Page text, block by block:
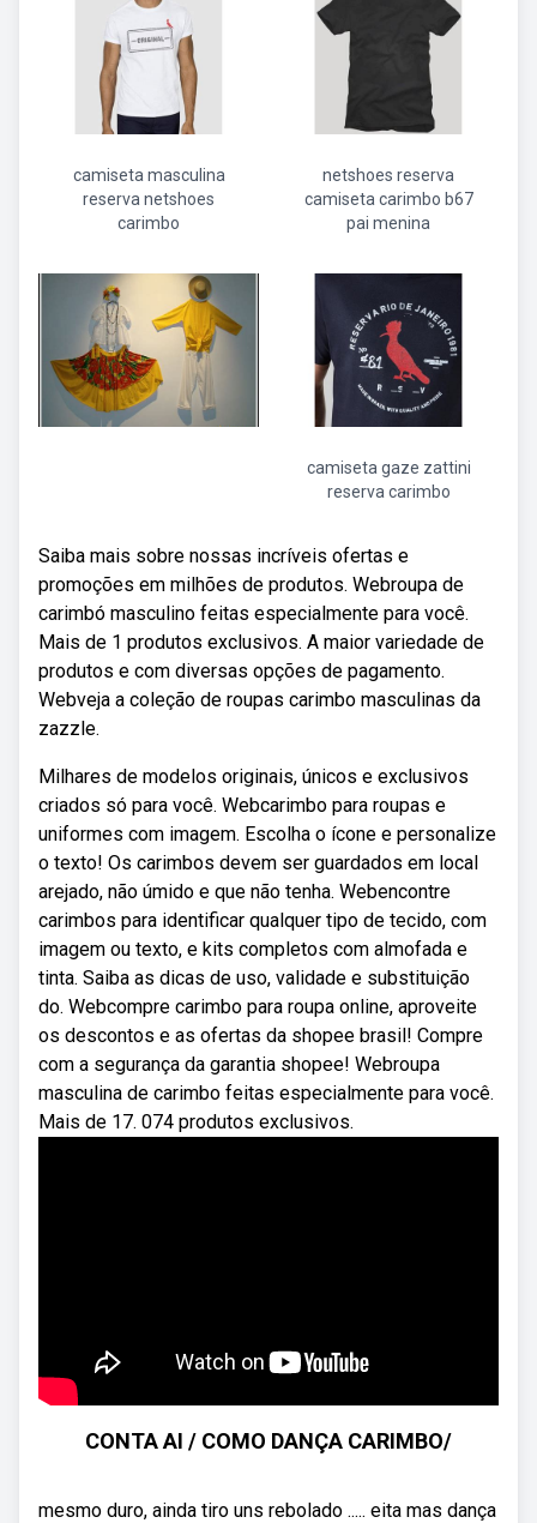
camiseta masculina
reserva netshoes
carimbo
netshoes reserva
camiseta carimbo b67
pai menina
camiseta gaze zattini
reserva carimbo
Saiba mais sobre nossas incríveis ofertas e
promoções em milhões de produtos. Webroupa de
carimbó masculino feitas especialmente para você.
Mais de 1 produtos exclusivos. A maior variedade de
produtos e com diversas opções de pagamento.
Webveja a coleção de roupas carimbo masculinas da
zazzle.
Milhares de modelos originais, únicos e exclusivos
criados só para você. Webcarimbo para roupas e
uniformes com imagem. Escolha o ícone e personalize
o texto! Os carimbos devem ser guardados em local
arejado, não úmido e que não tenha. Webencontre
carimbos para identificar qualquer tipo de tecido, com
imagem ou texto, e kits completos com almofada e
tinta. Saiba as dicas de uso, validade e substituição
do. Webcompre carimbo para roupa online, aproveite
os descontos e as ofertas da shopee brasil! Compre
com a segurança da garantia shopee! Webroupa
masculina de carimbo feitas especialmente para você.
Mais de 17. 074 produtos exclusivos.
CONTA AI / COMO DANÇA CARIMBO/
mesmo duro, ainda tiro uns rebolado ..... eita mas dança